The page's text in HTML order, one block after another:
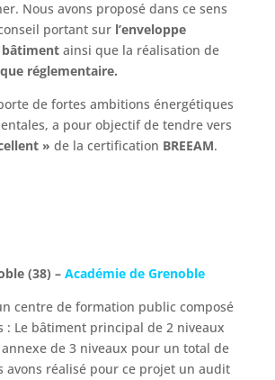
Nous avons proposé dans ce sens
portant sur l’enveloppe
ainsi que la réalisation de
réglementaire.
de fortes ambitions énergétiques
a pour objectif de tendre vers
» de la certification BREEAM.
(38) – Académie de Grenoble
centre de formation public composé
: Le bâtiment principal de 2 niveaux
de 3 niveaux pour un total de
avons réalisé pour ce projet un audit